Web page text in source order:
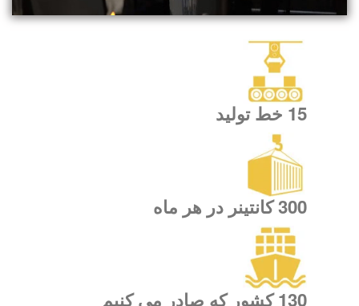
15 خط تولید
300 کانتینر در هر ماه
130 کشور که صادر می کنیم